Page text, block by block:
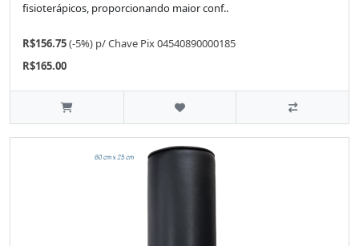
fisioterápicos, proporcionando maior conf..
R$156.75(-5%) p/Chave Pix 04540890000185
R$165.00